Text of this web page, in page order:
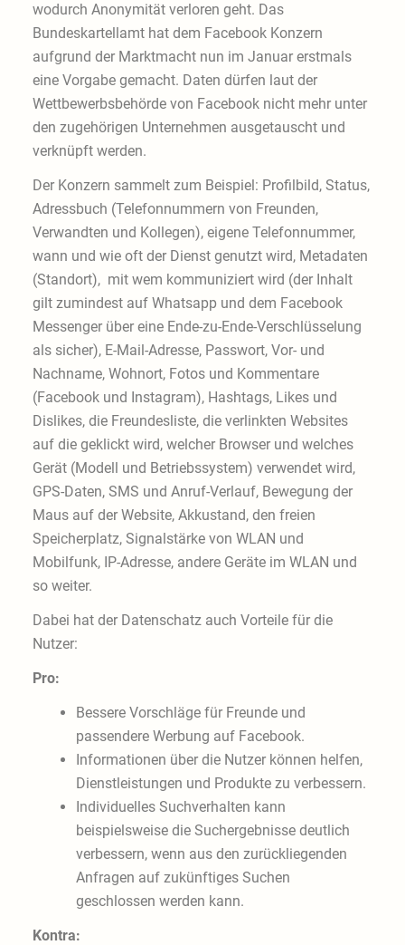
wodurch Anonymität verloren geht. Das
Bundeskartellamt hat dem Facebook Konzern
aufgrund der Marktmacht nun im Januar erstmals
eine Vorgabe gemacht. Daten dürfen laut der
Wettbewerbsbehörde von Facebook nicht mehr unter
den zugehörigen Unternehmen ausgetauscht und
verknüpft werden.
Der Konzern sammelt zum Beispiel: Profilbild, Status,
Adressbuch (Telefonnummern von Freunden,
Verwandten und Kollegen), eigene Telefonnummer,
wann und wie oft der Dienst genutzt wird, Metadaten
(Standort), mit wem kommuniziert wird (der Inhalt
gilt zumindest auf Whatsapp und dem Facebook
Messenger über eine Ende-zu-Ende-Verschlüsselung
als sicher), E-Mail-Adresse, Passwort, Vor- und
Nachname, Wohnort, Fotos und Kommentare
(Facebook und Instagram), Hashtags, Likes und
Dislikes, die Freundesliste, die verlinkten Websites
auf die geklickt wird, welcher Browser und welches
Gerät (Modell und Betriebssystem) verwendet wird,
GPS-Daten, SMS und Anruf-Verlauf, Bewegung der
Maus auf der Website, Akkustand, den freien
Speicherplatz, Signalstärke von WLAN und
Mobilfunk, IP-Adresse, andere Geräte im WLAN und
so weiter.
Dabei hat der Datenschatz auch Vorteile für die
Nutzer:
Pro:
Bessere Vorschläge für Freunde und
passendere Werbung auf Facebook.
Informationen über die Nutzer können helfen,
Dienstleistungen und Produkte zu verbessern.
Individuelles Suchverhalten kann
beispielsweise die Suchergebnisse deutlich
verbessern, wenn aus den zurückliegenden
Anfragen auf zukünftiges Suchen
geschlossen werden kann.
Kontra: